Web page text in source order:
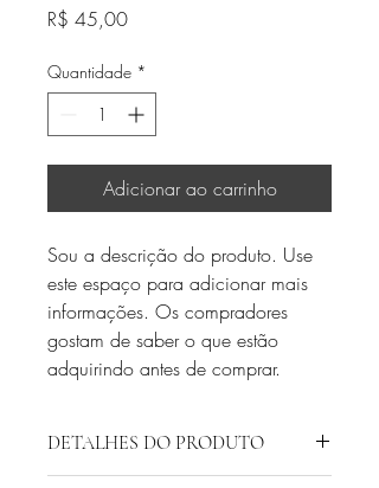
R$ 45,00Preço
Quantidade *
Adicionar ao carrinho
Sou a descrição do produto. Use
este espaço para adicionar mais
informações. Os compradores
gostam de saber o que estão
adquirindo antes de comprar.
DETALHES DO PRODUTO